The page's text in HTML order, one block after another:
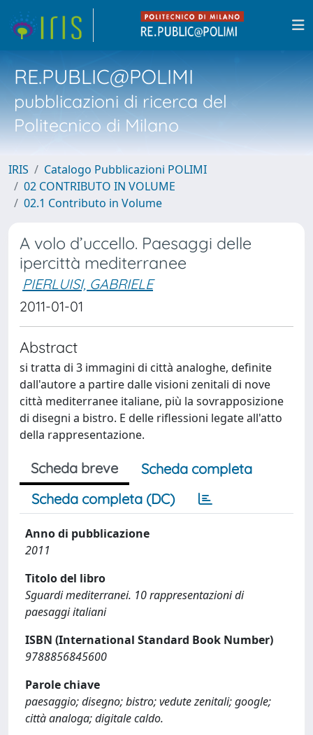
RE.PUBLIC@POLIMI
pubblicazioni di ricerca del
Politecnico di Milano
IRIS
Catalogo Pubblicazioni POLIMI
02 CONTRIBUTO IN VOLUME
02.1 Contributo in Volume
A volo d’uccello. Paesaggi delle
ipercittà mediterranee
PIERLUISI, GABRIELE
2011-01-01
Abstract
si tratta di 3 immagini di città analoghe, definite
dall'autore a partire dalle visioni zenitali di nove
città mediterranee italiane, più la sovrapposizione
di disegni a bistro. E delle riflessioni legate all'atto
della rappresentazione.
Scheda breve
Scheda completa
Scheda completa (DC)
Anno di pubblicazione
2011
Titolo del libro
Sguardi mediterranei. 10 rappresentazioni di
paesaggi italiani
ISBN (International Standard Book Number)
9788856845600
Parole chiave
paesaggio; disegno; bistro; vedute zenitali; google;
città analoga; digitale caldo.